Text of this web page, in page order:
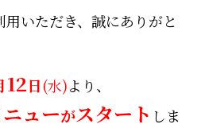
いただき、誠にありがと
12日(水)より、
ューがスタート しま